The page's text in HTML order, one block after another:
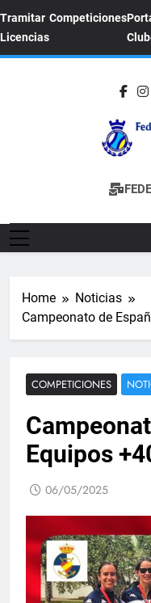
Tramitar
Licencias
Competiciones
Sitio
Home
Noticias
Campeonato de
COMPETICIONES
Equipos
06/05/2025